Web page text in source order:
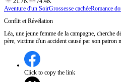
Aventure d'un SoirGrossesse cachéeRomance
Conflit et Révélation
Léa, une jeune femme de la campagne, cherche
père, victime d'un accident causé par son
l'argent pour les frais médicaux de son père,
et ses principes.Comment Léa va-t-elle gérer
rencontre tumultueuse ?
Click to copy the link